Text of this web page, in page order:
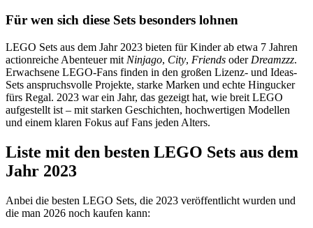
Für wen sich diese Sets besonders lohnen
LEGO Sets aus dem Jahr 2023 bieten für Kinder ab etwa 7 Jahren
actionreiche Abenteuer mit Ninjago, City, Friends oder Dreamzzz.
Erwachsene LEGO-Fans finden in den großen Lizenz- und Ideas-
Sets anspruchsvolle Projekte, starke Marken und echte Hingucker
fürs Regal. 2023 war ein Jahr, das gezeigt hat, wie breit LEGO
aufgestellt ist – mit starken Geschichten, hochwertigen Modellen
und einem klaren Fokus auf Fans jeden Alters.
Liste mit den besten LEGO Sets aus dem
Jahr 2023
Anbei die besten LEGO Sets, die 2023 veröffentlicht wurden und
die man 2026 noch kaufen kann: